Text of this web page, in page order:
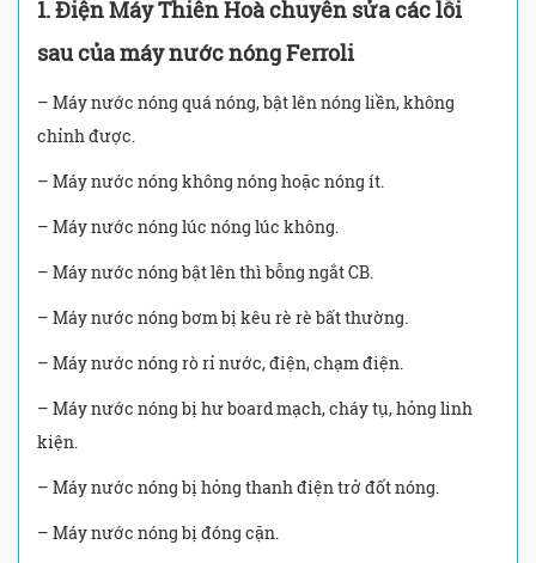
1. Điện Máy Thiên Hoà chuyên sửa các lỗi
sau của máy nước nóng Ferroli
– Máy nước nóng quá nóng, bật lên nóng liền, không
chỉnh được.
– Máy nước nóng không nóng hoặc nóng ít.
– Máy nước nóng lúc nóng lúc không.
– Máy nước nóng bật lên thì bỗng ngắt CB.
– Máy nước nóng bơm bị kêu rè rè bất thường.
– Máy nước nóng rò rỉ nước, điện, chạm điện.
– Máy nước nóng bị hư board mạch, cháy tụ, hỏng linh
kiện.
– Máy nước nóng bị hỏng thanh điện trở đốt nóng.
– Máy nước nóng bị đóng cặn.